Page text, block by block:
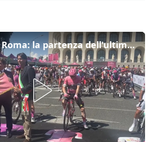
Giro d'Italia, Roma: la partenza dell'ultima tappa